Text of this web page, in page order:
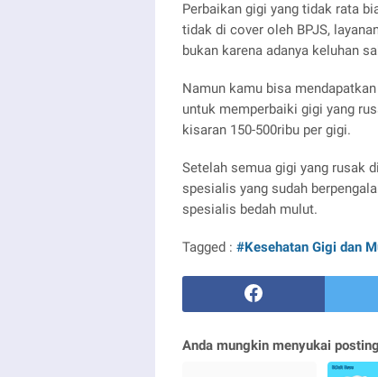
Perbaikan gigi yang tidak rata
tidak di cover oleh BPJS,
bukan karena adanya keluhan
Namun kamu bisa
untuk memperbaiki gigi yang
kisaran 150-500ribu per gigi.
Setelah semua gigi yang rusak
spesialis yang sudah
spesialis bedah mulut.
Tagged : #Kesehatan Gigi dan
Anda mungkin menyukai